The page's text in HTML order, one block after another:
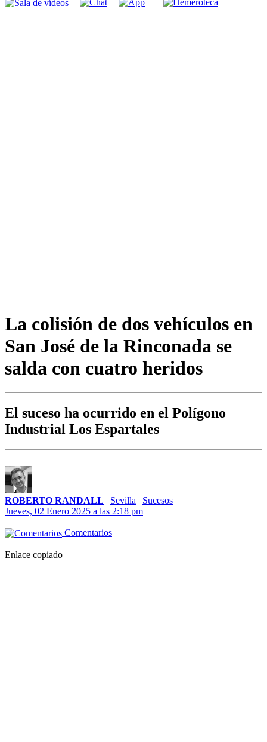
| | |
La colisión de dos vehículos en
San José de la Rinconada se
salda con cuatro heridos
El suceso ha ocurrido en el Polígono
Industrial Los Espartales
ROBERTO RANDALL | Sevilla | Sucesos
Jueves, 02 Enero 2025 a las 2:18 pm
Comentarios
Enlace copiado